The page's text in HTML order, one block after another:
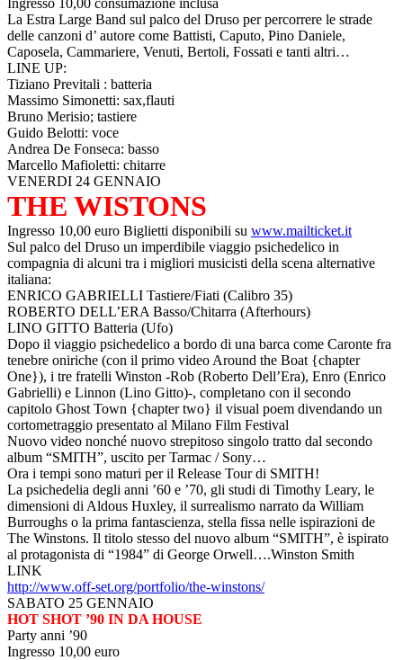
La Estra Large Band sul palco del Druso per percorrere le strade
delle canzoni d’ autore come Battisti, Caputo, Pino Daniele,
Caposela, Cammariere, Venuti, Bertoli, Fossati e tanti altri…
LINE UP:
Tiziano Previtali : batteria
Massimo Simonetti: sax,flauti
Bruno Merisio; tastiere
Guido Belotti: voce
Andrea De Fonseca: basso
Marcello Mafioletti: chitarre
VENERDI 24 GENNAIO
THE WISTONS
Ingresso 10,00 euro Biglietti disponibili su www.mailticket.it
Sul palco del Druso un imperdibile viaggio psichedelico in
compagnia di alcuni tra i migliori musicisti della scena alternative
italiana:
ENRICO GABRIELLI Tastiere/Fiati (Calibro 35)
ROBERTO DELL’ERA Basso/Chitarra (Afterhours)
LINO GITTO Batteria (Ufo)
Dopo il viaggio psichedelico a bordo di una barca come Caronte fra
tenebre oniriche (con il primo video Around the Boat {chapter
One}), i tre fratelli Winston -Rob (Roberto Dell’Era), Enro (Enrico
Gabrielli) e Linnon (Lino Gitto)-, completano con il secondo
capitolo Ghost Town {chapter two} il visual poem divendando un
cortometraggio presentato al Milano Film Festival
Nuovo video nonché nuovo strepitoso singolo tratto dal secondo
album “SMITH”, uscito per Tarmac / Sony…
Ora i tempi sono maturi per il Release Tour di SMITH!
La psichedelia degli anni ’60 e ’70, gli studi di Timothy Leary, le
dimensioni di Aldous Huxley, il surrealismo narrato da William
Burroughs o la prima fantascienza, stella fissa nelle ispirazioni de
The Winstons. Il titolo stesso del nuovo album “SMITH”, è ispirato
al protagonista di “1984” di George Orwell….Winston Smith
LINK
http://www.off-set.org/portfolio/the-winstons/
SABATO 25 GENNAIO
HOT SHOT ’90 IN DA HOUSE
Party anni ’90
Ingresso 10,00 euro